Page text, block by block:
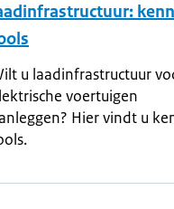
u laadinfrastructuur
voertuigen
Hier vindt u